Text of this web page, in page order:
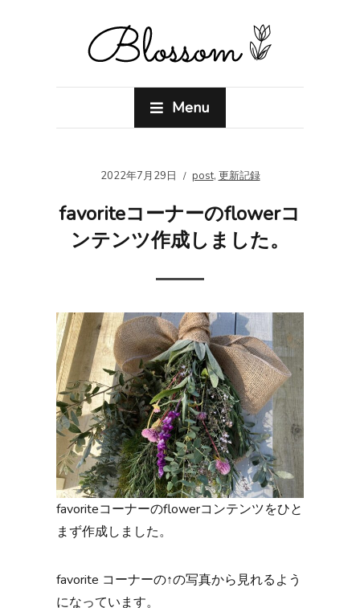
Menu
2022年7月29日 post, 更新記録
favoriteコーナーのflowerコ
ンテンツ作成しました。
favoriteコーナーのflowerコンテンツをひと
まず作成しました。
favorite コーナーの↑の写真から見れるよう
になっています。